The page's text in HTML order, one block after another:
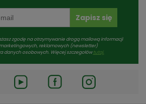
Zapisz się
zgodę na otrzymywanie drogą mailową informacji
reklamowych (newsletter)
danych osobowych. Więcej szczegołówtutaj.